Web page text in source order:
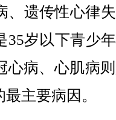
、遗传性心律
35岁以下青少
心病、心肌病
主要病因。